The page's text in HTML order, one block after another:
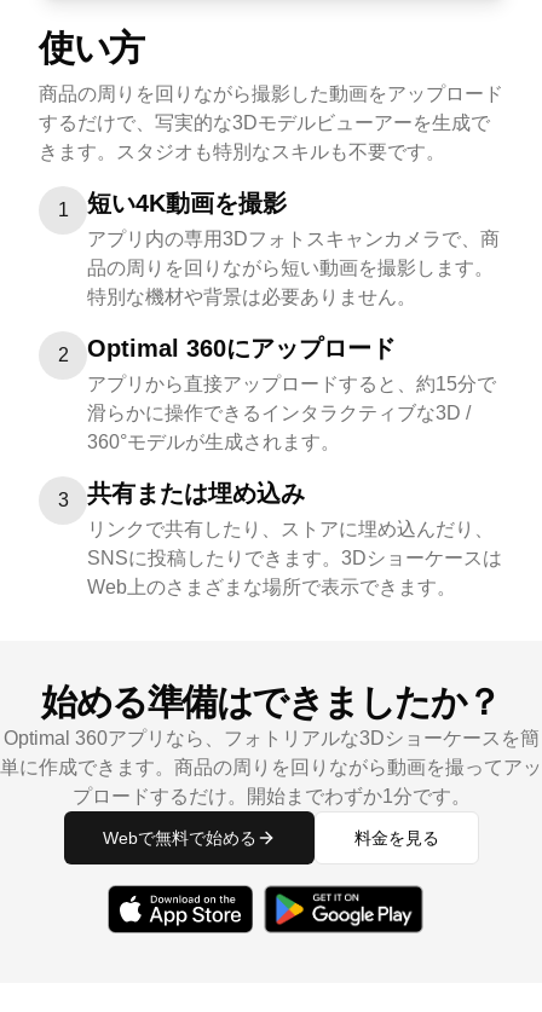
使い方
商品の周りを回りながら撮影した動画をアップロード
するだけで、写実的な3Dモデルビューアーを生成で
きます。スタジオも特別なスキルも不要です。
1 短い4K動画を撮影
アプリ内の専用3Dフォトスキャンカメラで、商
品の周りを回りながら短い動画を撮影します。
特別な機材や背景は必要ありません。
2 Optimal 360にアップロード
アプリから直接アップロードすると、約15分で
滑らかに操作できるインタラクティブな3D /
360°モデルが生成されます。
3 共有または埋め込み
リンクで共有したり、ストアに埋め込んだり、
SNSに投稿したりできます。3Dショーケースは
Web上のさまざまな場所で表示できます。
始める準備はできましたか？
Optimal 360アプリなら、フォトリアルな3Dショーケースを簡
単に作成できます。商品の周りを回りながら動画を撮ってアッ
プロードするだけ。開始までわずか1分です。
Webで無料で始める 料金を見る